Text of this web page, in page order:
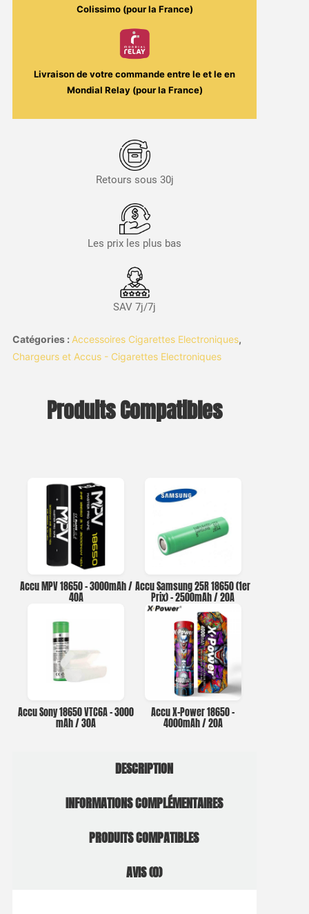
Colissimo (pour la France)
Livraison de votre commande entre leet leen
Mondial Relay (pour la France)
Retours sous 30j
Les prix les plus bas
SAV 7j/7j
Catégories : Accessoires Cigarettes Electroniques,
Chargeurs et Accus - Cigarettes Electroniques
Produits Compatibles
Accu MPV 18650 – 3000mAh /
40A
Accu Samsung 25R 18650 (1er
Prix) – 2500mAh / 20A
Accu Sony 18650 VTC6A – 3000
mAh / 30A
Accu X-Power 18650 –
4000mAh / 20A
DESCRIPTION
INFORMATIONS COMPLÉMENTAIRES
PRODUITS COMPATIBLES
AVIS (0)